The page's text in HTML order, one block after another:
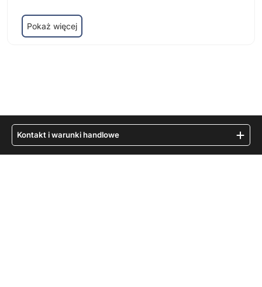
Pokaż więcej
Kontakt i warunki handlowe